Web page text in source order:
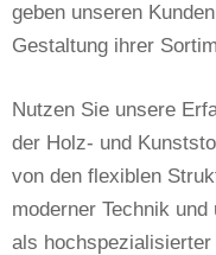
geben unseren
Gestaltung ihrer
Nutzen Sie unsere
der Holz- und
von den flexiblen
moderner Technik
als